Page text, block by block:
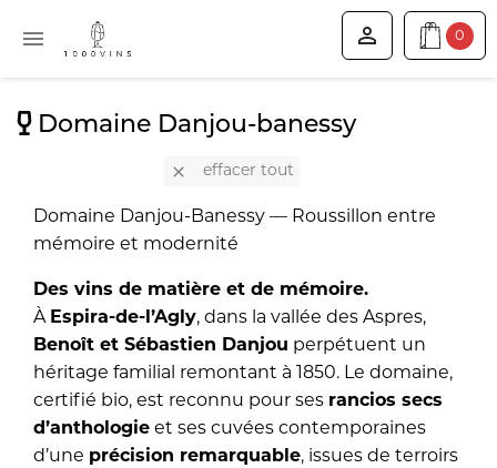
 0

Domaine Danjou-banessy
 effacer tout
Domaine Danjou-Banessy — Roussillon entre
mémoire et modernité
Des vins de matière et de mémoire.
À Espira-de-l’Agly, dans la vallée des Aspres,
Benoît et Sébastien Danjou perpétuent un
héritage familial remontant à 1850. Le domaine,
certifié bio, est reconnu pour ses rancios secs
d’anthologie et ses cuvées contemporaines
d’une précision remarquable, issues de terroirs